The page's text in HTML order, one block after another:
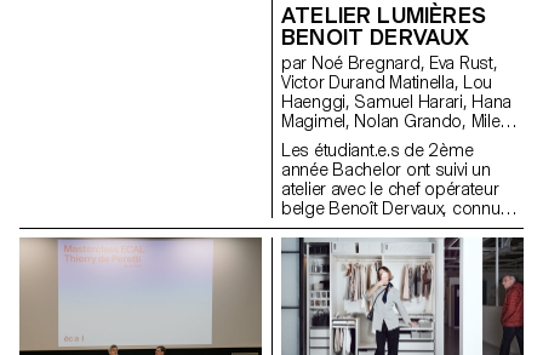
ATELIER LUMIÈRES
BENOIT DERVAUX
par Noé Bregnard, Eva Rust,
Victor Durand Matinella, Lou
Haenggi, Samuel Harari, Hana
Magimel, Nolan Grando, Mileny
Viera de Andrade, Zélia Zanone
Les étudiant.e.s de 2ème
année Bachelor ont suivi un
atelier avec le chef opérateur
belge Benoît Dervaux, connu
pour son travail sur les films
des frères Dardenne. Il a
notamment signé l'image des
films suisses Laissez-moi de
Maxime Rappaz (2023) et À
bras-le-corps de Marie-Elsa
Sgualdo (2025).